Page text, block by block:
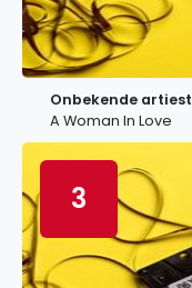
Onbekende artiest
A Woman In Love
3